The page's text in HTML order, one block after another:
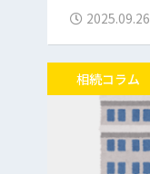
2025.09.26
相続コラム